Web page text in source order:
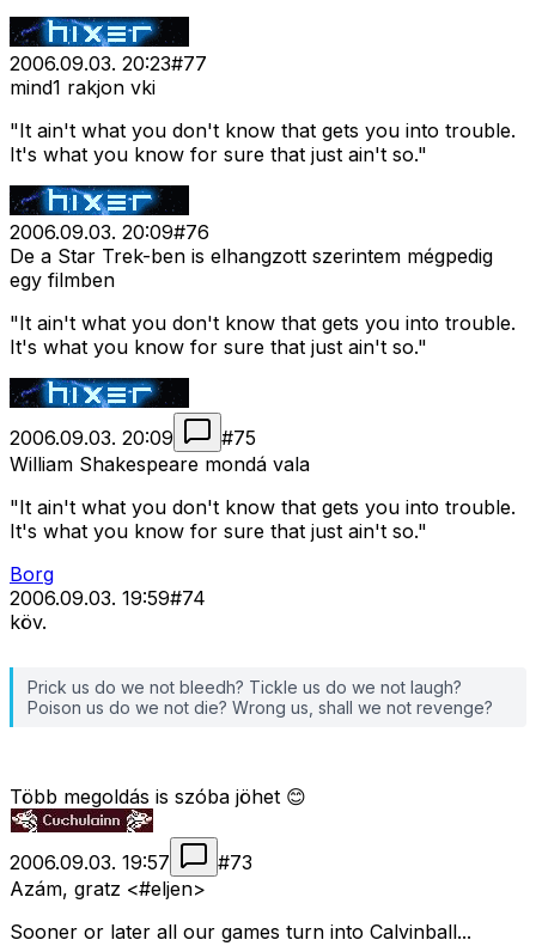
2006.09.03. 20:23#77
mind1 rakjon vki
"It ain't what you don't know that gets you into trouble.
It's what you know for sure that just ain't so."
2006.09.03. 20:09#76
De a Star Trek-ben is elhangzott szerintem mégpedig
egy filmben
"It ain't what you don't know that gets you into trouble.
It's what you know for sure that just ain't so."
2006.09.03. 20:09 #75
William Shakespeare mondá vala
"It ain't what you don't know that gets you into trouble.
It's what you know for sure that just ain't so."
Borg
2006.09.03. 19:59#74
köv.
Prick us do we not bleedh? Tickle us do we not laugh?
Poison us do we not die? Wrong us, shall we not revenge?
Több megoldás is szóba jöhet 😊
2006.09.03. 19:57 #73
Azám, gratz <#eljen>
Sooner or later all our games turn into Calvinball...